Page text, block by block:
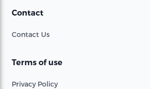
Contact
Contact Us
Terms of use
Privacy Policy